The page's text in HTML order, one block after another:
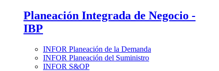
Planeación Integrada de Negocio -
IBP
INFOR Planeación de la Demanda
INFOR Planeación del Suministro
INFOR S&OP